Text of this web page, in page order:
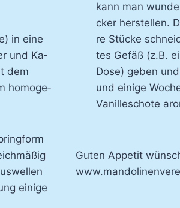
in ei­ne
und Ka­
dem
ho­mo­ge­
ei­ni­ge
kann man
cker her­stel­len.
re Stü­cke
tes Ge­fäß (z.B.
Do­se) ge­ben
und ei­ni­ge
Va­nil­le­scho­te
Guten Appetit